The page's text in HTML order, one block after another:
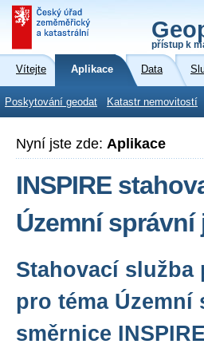
přístup k
Vítejte Aplikace Data
Poskytování geodat Katastr nemovitostí
Nyní jste zde: Aplikace
INSPIRE
Územní
Stahovací služba
pro téma
směrnice